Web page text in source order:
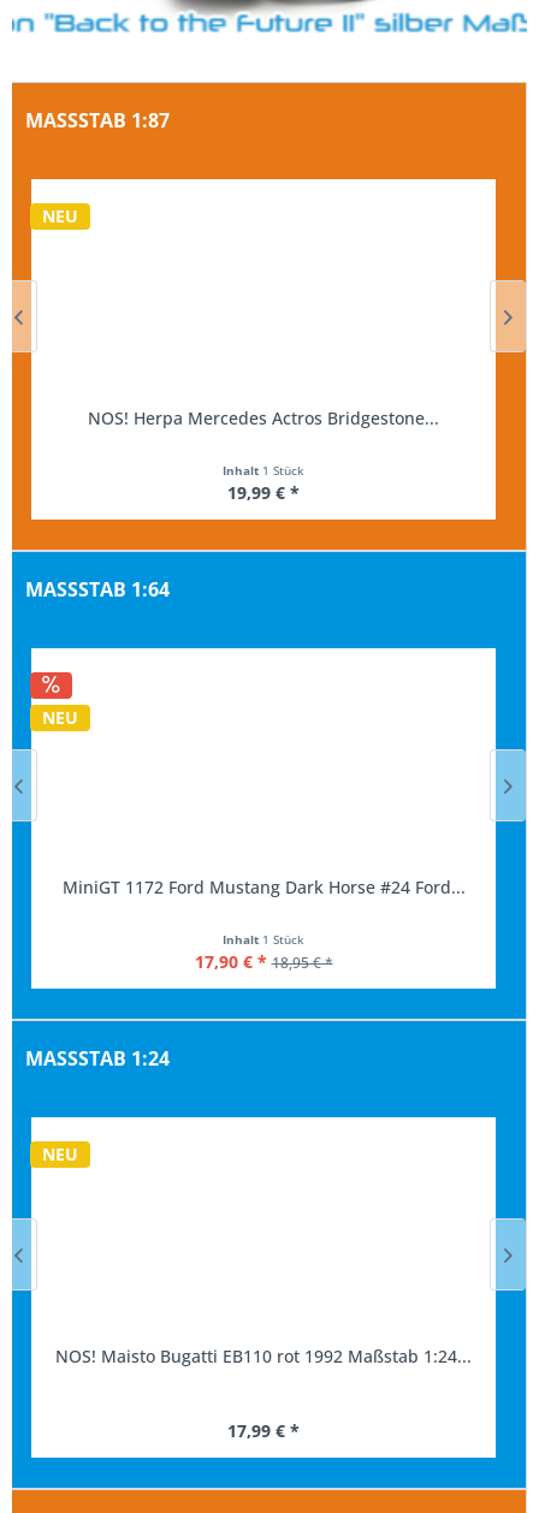
MASSSTAB 1:87
NEU
NOS! Herpa Mercedes Actros Bridgestone...
Inhalt 1 Stück
19,99 € *
MASSSTAB 1:24
NEU
NOS! Maisto Bugatti EB110 rot 1992 Maßstab 1:24...
17,99 € *
MASSSTAB 1:64
NEU
MiniGT 1172 Ford Mustang Dark Horse #24 Ford...
Inhalt 1 Stück
17,90 € * 18,95 € *